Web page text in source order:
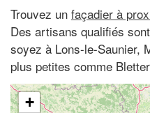
Trouvez un façadier à
Des artisans qualifiés
soyez à Lons-le-Saunier,
plus petites comme
+